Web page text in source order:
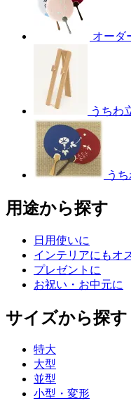
オーダ
うちわ
う
用途から探す
日用使いに
インテリアにもオ
プレゼントに
お祝い・お中元に
サイズから探す
特大
大型
並型
小型・変形